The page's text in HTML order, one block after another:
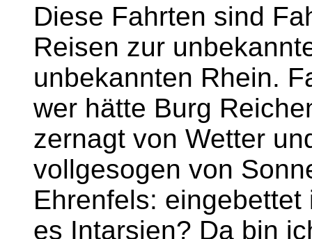
Diese Fahrten sind
Reisen zur
unbekannten Rhein.
wer hätte Burg
zernagt von Wetter
vollgesogen von
Ehrenfels:
es Intarsien? Da bin